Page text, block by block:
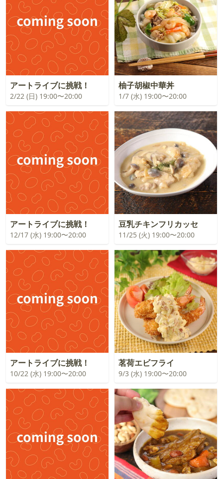
アートライブに挑戦！
2/22 (日) 19:00〜20:00
柚子胡椒中華丼
1/7 (水) 19:00〜20:00
アートライブに挑戦！
12/17 (水) 19:00〜20:00
豆乳チキンフリカッセ
11/25 (火) 19:00〜20:00
アートライブに挑戦！
10/22 (水) 19:00〜20:00
茗荷エビフライ
9/3 (水) 19:00〜20:00